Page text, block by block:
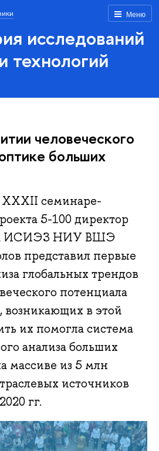
Меню
исследований
технологий
человеческого
больших
XXXII семинаре-
5-100 директор
ИСИЭЗ НИУ ВШЭ
представил первые
глобальных трендов
потенциала
в этой
их помогла система
анализа больших
массиве из 5 млн
источников
гг.